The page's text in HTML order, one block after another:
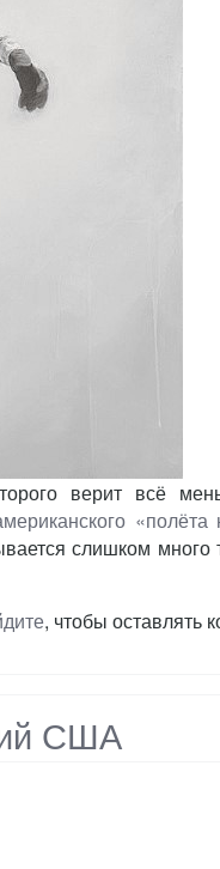
верит всё
«полёта
слишком много
, чтобы оставлять
США